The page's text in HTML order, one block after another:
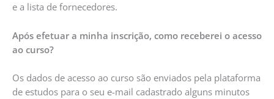
e a lista de fornecedores.
Após efetuar a minha inscrição, como receberei o acesso
ao curso?
Os dados de acesso ao curso são enviados pela plataforma
de estudos para o seu e-mail cadastrado alguns minutos